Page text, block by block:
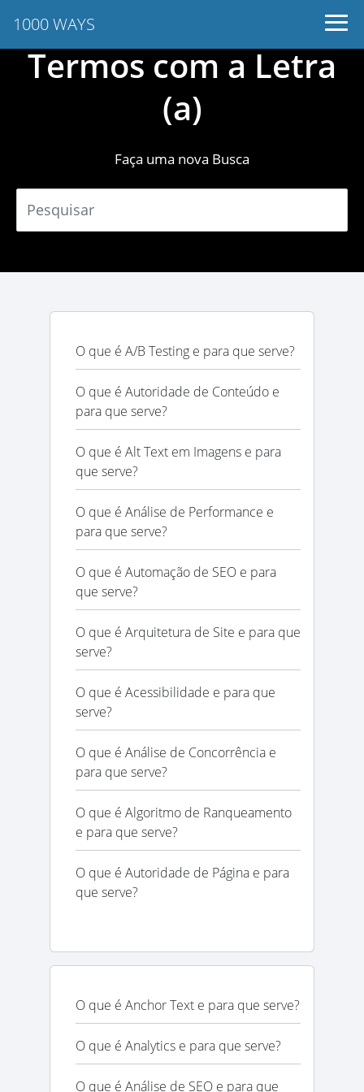
1000 WAYS
Termos com a Letra
(a)
Faça uma nova Busca
O que é A/B Testing e para que serve?
O que é Autoridade de Conteúdo e
para que serve?
O que é Alt Text em Imagens e para
que serve?
O que é Análise de Performance e
para que serve?
O que é Automação de SEO e para
que serve?
O que é Arquitetura de Site e para que
serve?
O que é Acessibilidade e para que
serve?
O que é Análise de Concorrência e
para que serve?
O que é Algoritmo de Ranqueamento
e para que serve?
O que é Autoridade de Página e para
que serve?
O que é Anchor Text e para que serve?
O que é Analytics e para que serve?
O que é Análise de SEO e para que